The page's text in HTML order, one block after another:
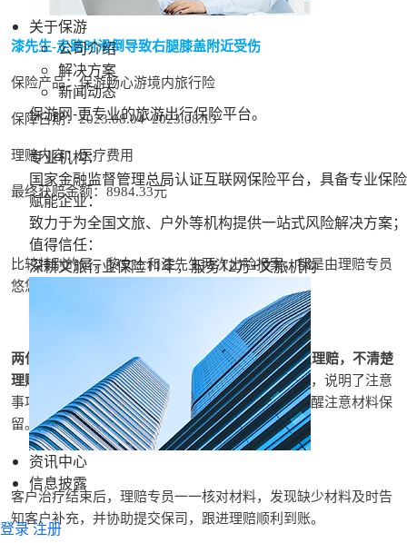
关于保游
公司介绍
解决方案
新闻动态
保游网-更专业的旅游出行保险平台。
专业机构：
国家金融监督管理总局认证互联网保险平台，具备专业保
赋能企业：
致力于为全国文旅、户外等机构提供一站式风险解决方案；
值得信任：
深耕文旅行业保险11年，服务12万+文旅机构
资讯中心
信息披露
登录注册
漆先生-走路时滑倒导致右腿膝盖附近受伤
保险产品：保游畅心游境内旅行险
保障日期：2023.08.04~2023.08.13
理赔内容：医疗费用
最终获赔金额：8984.33元
比较特别的是，黎女士和漆先生两次出险报案，都是由理赔专员
悠悠协助处理。
两位客户的年龄都已经超过70岁，并且都是第一次理赔，不清楚
理赔流程。
理赔专员耐心地解释和回答客户的问题，说明了注意
事项和所需材料，指引操作，并在客户治疗期间提醒注意材料保
留。
客户治疗结束后，理赔专员一一核对材料，发现缺少材料及时告
知客户补充，并协助提交保司，跟进理赔顺利到账。